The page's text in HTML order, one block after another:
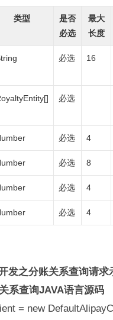
类型
是否
必选
最大
长度
必选 16
必选
必选 4
必选 8
必选 4
必选 4
发之分账关系查询请求
系查询JAVA语言源码
= new